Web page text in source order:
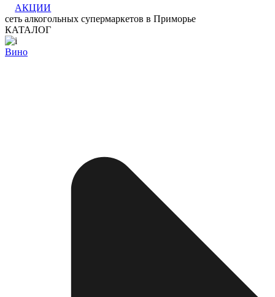
АКЦИИ
сеть алкогольных супермаркетов в Приморье
КАТАЛОГ
Вино